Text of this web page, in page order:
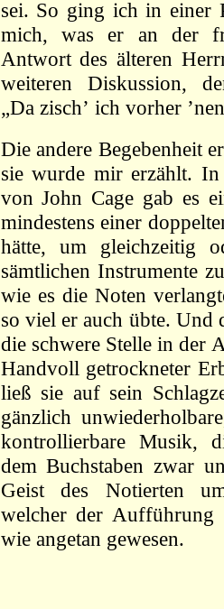
sei. So ging ich in einer
mich, was er an der
Antwort des älteren
weiteren Diskussion,
„Da zisch’ ich vorher
Die andere Begebenheit
sie wurde mir erzählt.
von John Cage gab es
mindestens einer
hätte, um gleichzeitig
sämtlichen Instrumente
wie es die Noten
so viel er auch übte. Und
die schwere Stelle in der
Handvoll getrockneter
ließ sie auf sein
gänzlich
kontrollierbare Musik,
dem Buchstaben zwar
Geist des Notierten
welcher der Aufführung
wie angetan gewesen.